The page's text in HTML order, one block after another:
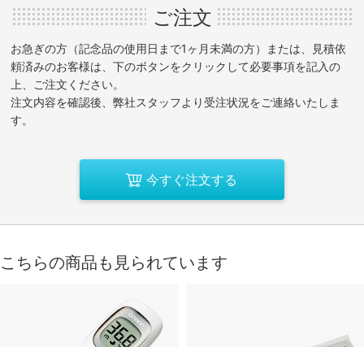
ご注文
お急ぎの方（記念品の使用日まで1ヶ月未満の方）または、見積依
頼済みのお客様は、下のボタンをクリックして必要事項を記入の
上、ご注文ください。
注文内容を確認後、弊社スタッフより受注状況をご連絡いたしま
す。
今すぐ注文する
こちらの商品も見られています